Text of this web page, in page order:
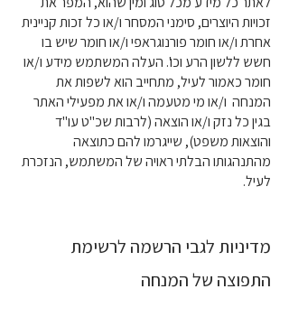
זכויות היוצרים, סימני המסחר ו/או כל זכות קניינית
אחרת ו/או חומר פורנוגראפי ו/או חומר שיש בו
חשש ללשון הרע וכו'. העלה המשתמש מידע ו/או
חומר כאמור לעיל, מתחייב הוא לשפות את
המנחה ו/או מי מטעמה ו/או את מפעילי האתר
בגין כל נזק ו/או הוצאה (לרבות שכ"ט עו"ד
והוצאות משפט), שייגרמו להם כתוצאה
מהתנהגותו הבלתי ראויה של המשתמש, הנזכרת
לעיל.
מדיניות לגבי הרשמה לרשימת
התפוצה של המנחה